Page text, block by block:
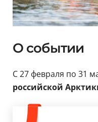
О событии
С 27 февраля по 31
российской